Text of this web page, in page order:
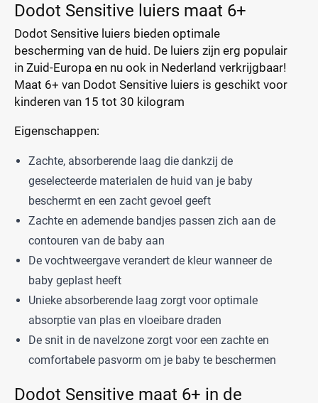
Dodot Sensitive luiers maat 6+
Dodot Sensitive luiers bieden optimale
bescherming van de huid. De luiers zijn erg populair
in Zuid-Europa en nu ook in Nederland verkrijgbaar!
Maat 6+ van Dodot Sensitive luiers is geschikt voor
kinderen van 15 tot 30 kilogram
Eigenschappen:
Zachte, absorberende laag die dankzij de
geselecteerde materialen de huid van je baby
beschermt en een zacht gevoel geeft
Zachte en ademende bandjes passen zich aan de
contouren van de baby aan
De vochtweergave verandert de kleur wanneer de
baby geplast heeft
Unieke absorberende laag zorgt voor optimale
absorptie van plas en vloeibare draden
De snit in de navelzone zorgt voor een zachte en
comfortabele pasvorm om je baby te beschermen
Dodot Sensitive maat 6+ in de